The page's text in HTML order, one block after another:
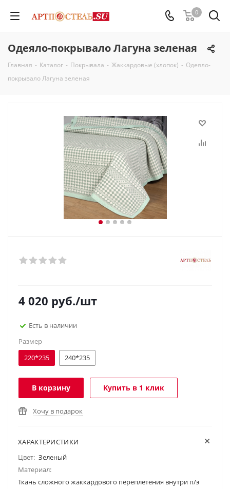
0
Одеяло-покрывало Лагуна зеленая
Главная - Каталог - Покрывала - Жаккардовые (хлопок) - Одеяло-
покрывало Лагуна зеленая
4 020 руб./шт
Есть в наличии
Размер
220*235
240*235
В корзину Купить в 1 клик
Хочу в подарок
ХАРАКТЕРИСТИКИ
Цвет: Зеленый
Материал:
Ткань сложного жаккардового переплетения внутри п/э